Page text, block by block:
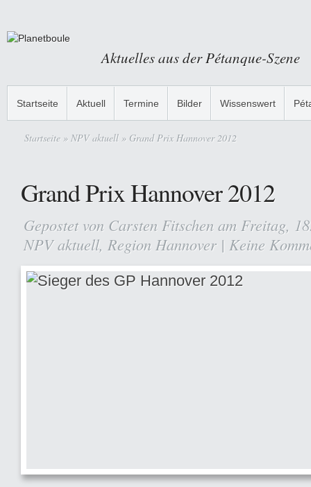
Aktuelles aus der Pétanque-Szene
Startseite Aktuell Termine Bilder Wissenswert
Startseite » NPV aktuell » Grand Prix Hannover 2012
Grand Prix Hannover 2012
Gepostet von Carsten Fitschen am Freitag,
NPV aktuell, Region Hannover | Keine